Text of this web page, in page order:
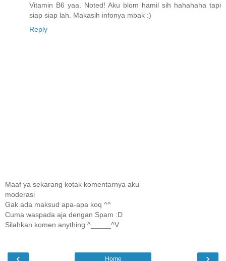
Vitamin B6 yaa. Noted! Aku blom hamil sih hahahaha tapi
siap siap lah. Makasih infonya mbak :)
Reply
Maaf ya sekarang kotak komentarnya aku
moderasi
Gak ada maksud apa-apa koq ^^
Cuma waspada aja dengan Spam :D
Silahkan komen anything ^_____^V
‹ ›
Home